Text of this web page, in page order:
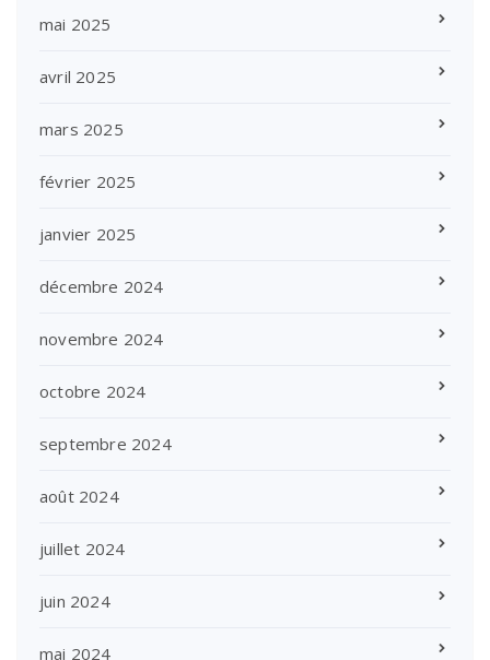
mai 2025
avril 2025
mars 2025
février 2025
janvier 2025
décembre 2024
novembre 2024
octobre 2024
septembre 2024
août 2024
juillet 2024
juin 2024
mai 2024